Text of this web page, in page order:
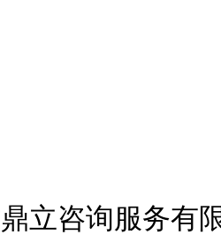
立咨询服务有